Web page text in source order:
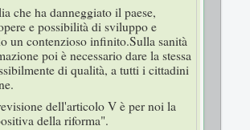
che ha danneggiato il paese,
e possibilità di sviluppo e
un contenzioso infinito.Sulla sanità
poi è necessario dare la stessa
di qualità, a tutti i cittadini
dell'articolo V è per noi la
della riforma".